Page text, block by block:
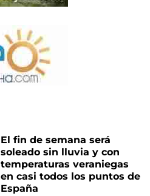
El fin de semana será
soleado sin lluvia y con
temperaturas veraniegas
en casi todos los puntos de
España